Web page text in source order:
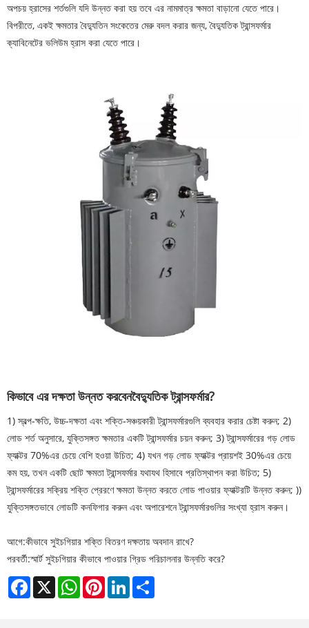
অপচয় হ্রাসের শর্তগুলি যদি উন্নত করা হয় তবে এর নামমাত্র ক্ষমতা বাড়ানো যেতে পারে।
বিপরীতে, একই ক্ষমতার বৈদ্যুতিন সংকেতের মেরু বদল করার জন্য, বৈদ্যুতিক ট্রান্সফর্মার
ক্যাবিনেটের ভলিউম হ্রাস করা যেতে পারে।
কিভাবে এর দক্ষতা উন্নত করবেনবৈদ্যুতিক ট্রান্সফর্মার?
1) স্বল্প-ক্ষতি, উচ্চ-দক্ষতা এবং শক্তি-সঞ্চয়কারী ট্রান্সফর্মারগুলি ব্যবহার করার চেষ্টা করুন; 2)
লোড শর্ত অনুসারে, যুক্তিসঙ্গত ক্ষমতার একটি ট্রান্সফর্মার চয়ন করুন; 3) ট্রান্সফর্মারের গড় লোড
ফ্যাক্টর 70%এর চেয়ে বেশি হওয়া উচিত; 4) যখন গড় লোড ফ্যাক্টর প্রায়শই 30%এর চেয়ে
কম হয়, তখন একটি ছোট ক্ষমতা ট্রান্সফর্মার যথাযথ হিসাবে প্রতিস্থাপন করা উচিত; 5)
ট্রান্সফর্মারের সক্রিয় শক্তি প্রেরণে ক্ষমতা উন্নত করতে লোড পাওয়ার ফ্যাক্টরটি উন্নত করুন; ))
যুক্তিসঙ্গতভাবে লোডটি কনফিগার করুন এবং অপারেশনে ট্রান্সফর্মারগুলির সংখ্যা হ্রাস করুন।
আগে:কীভাবে সুইচগিয়ার শক্তি বিতরণ দক্ষতায় অবদান রাখে?
পরবর্তী:স্মার্ট সুইচগিয়ার কীভাবে পাওয়ার গ্রিড পরিচালনার উন্নতি করে?
Facebook
X WhatsAppPinterestLinkedIn